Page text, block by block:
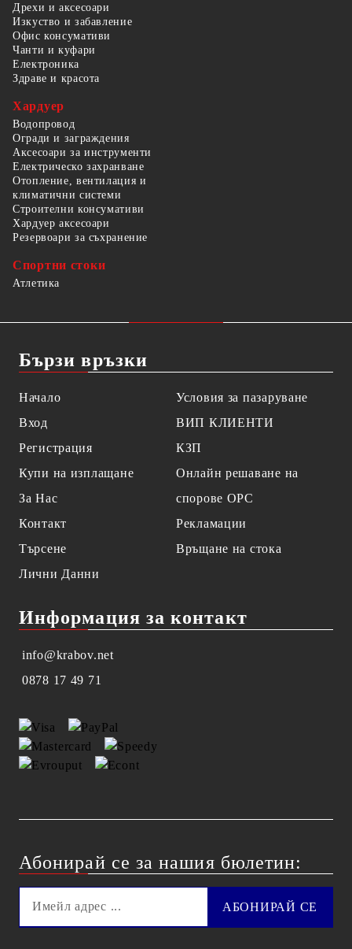
Дрехи и аксесоари
Изкуство и забавление
Офис консумативи
Чанти и куфари
Електроника
Здраве и красота
Хардуер
Водопровод
Огради и заграждения
Аксесоари за инструменти
Електрическо захранване
Отопление, вентилация и
климатични системи
Строителни консумативи
Хардуер аксесоари
Резервоари за съхранение
Спортни стоки
Атлетика
Бързи връзки
Начало
Вход
Регистрация
Купи на изплащане
За Нас
Контакт
Търсене
Лични Данни
Условия за пазаруване
ВИП КЛИЕНТИ
КЗП
Онлайн решаване на
спорове OPC
Рекламации
Връщане на стока
Информация за контакт
info@krabov.net
0878 17 49 71
Абонирай се за нашия бюлетин: